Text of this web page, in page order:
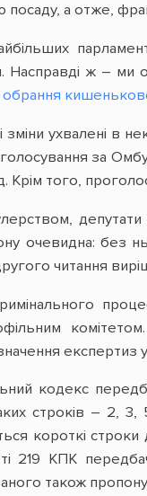
посаду, а отже,
Насправді ж – ми
обрання
ухвалені в
голосування за
Крім того,
депутати
очевидна: без
читання
експертиз
кодекс
строків – 2,
короткі строки
219 КПК
також